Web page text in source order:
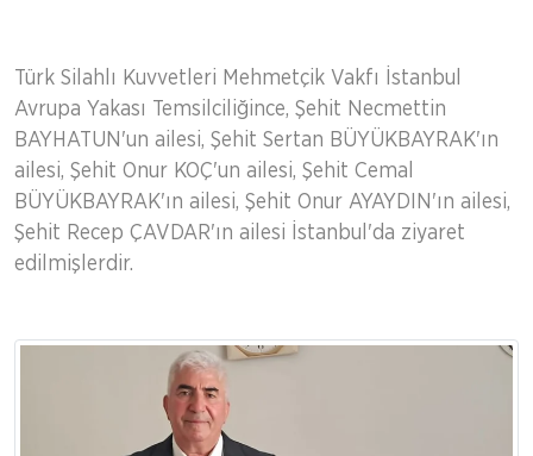
Türk Silahlı Kuvvetleri Mehmetçik Vakfı İstanbul
Avrupa Yakası Temsilciliğince, Şehit Necmettin
BAYHATUN'un ailesi, Şehit Sertan BÜYÜKBAYRAK'ın
ailesi, Şehit Onur KOÇ'un ailesi, Şehit Cemal
BÜYÜKBAYRAK'ın ailesi, Şehit Onur AYAYDIN'ın ailesi,
Şehit Recep ÇAVDAR'ın ailesi İstanbul'da ziyaret
edilmişlerdir.